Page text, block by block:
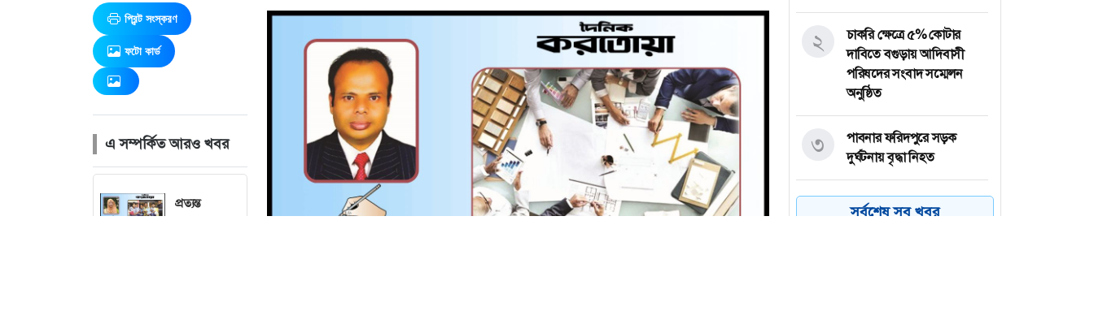
প্রিন্ট সংস্করণ
ফটো কার্ড
এ সম্পর্কিত আরও খবর
প্রত্যন্ত
চাকরি ক্ষেত্রে ৫% কোটার
দাবিতে বগুড়ায় আদিবাসী
পরিষদের সংবাদ সম্মেলন
অনুষ্ঠিত
২
পাবনার ফরিদপুরে সড়ক
দুর্ঘটনায় বৃদ্ধা নিহত
৩
মেধাবি শিক্ষার্থী গড়তে শিক্ষক
ও অভিভাবকদের অগ্রনি ভূমিকা
সর্বশেষ সব খবর